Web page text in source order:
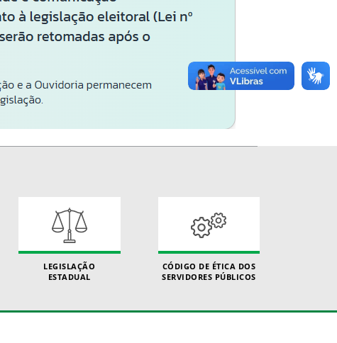
LEGISLAÇÃO
ESTADUAL
CÓDIGO DE ÉTICA DOS
SERVIDORES PÚBLICOS